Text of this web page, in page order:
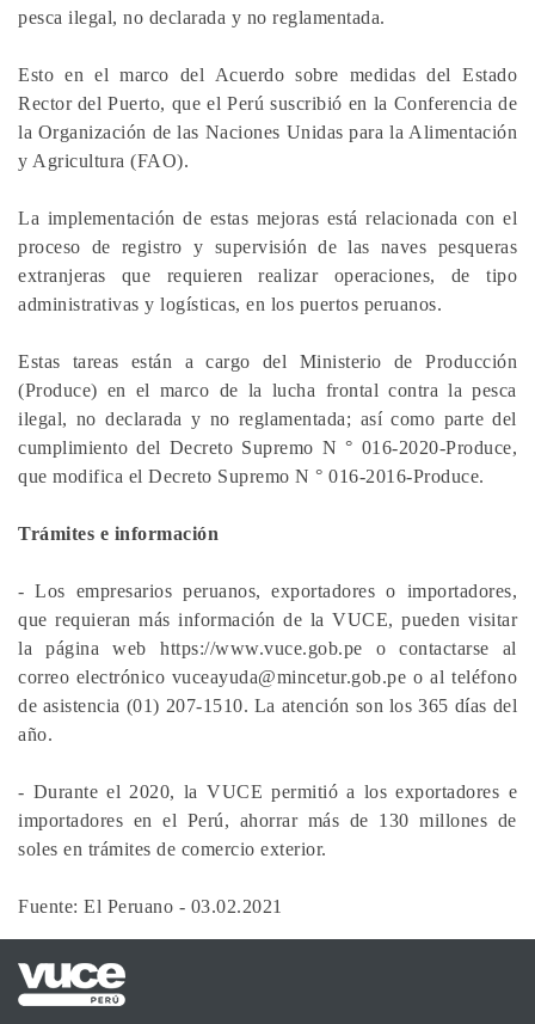
pesca ilegal, no declarada y no reglamentada.
Esto en el marco del Acuerdo sobre medidas del Estado
Rector del Puerto, que el Perú suscribió en la Conferencia de
la Organización de las Naciones Unidas para la Alimentación
y Agricultura (FAO).
La implementación de estas mejoras está relacionada con el
proceso de registro y supervisión de las naves pesqueras
extranjeras que requieren realizar operaciones, de tipo
administrativas y logísticas, en los puertos peruanos.
Estas tareas están a cargo del Ministerio de Producción
(Produce) en el marco de la lucha frontal contra la pesca
ilegal, no declarada y no reglamentada; así como parte del
cumplimiento del Decreto Supremo N ° 016-2020-Produce,
que modifica el Decreto Supremo N ° 016-2016-Produce.
Trámites e información
- Los empresarios peruanos, exportadores o importadores,
que requieran más información de la VUCE, pueden visitar
la página web https://www.vuce.gob.pe o contactarse al
correo electrónico vuceayuda@mincetur.gob.pe o al teléfono
de asistencia (01) 207-1510. La atención son los 365 días del
año.
- Durante el 2020, la VUCE permitió a los exportadores e
importadores en el Perú, ahorrar más de 130 millones de
soles en trámites de comercio exterior.​
Fuente: El Peruano - 03.02.2021